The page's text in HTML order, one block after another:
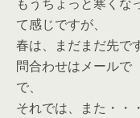
て感じですが、
春は、まだまだ先で
問合わせはメールで
で、
それでは、また・・